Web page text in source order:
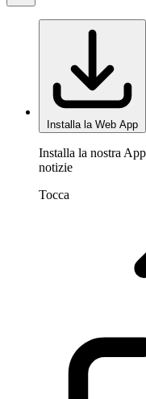
Installa la Web App
Installa la nostra
notizie
Tocca